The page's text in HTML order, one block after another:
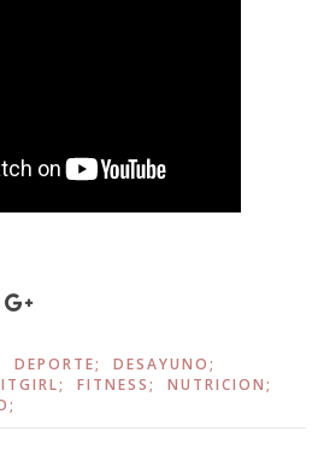
DEPORTE;
DESAYUNO;
FITNESS;
NUTRICION;